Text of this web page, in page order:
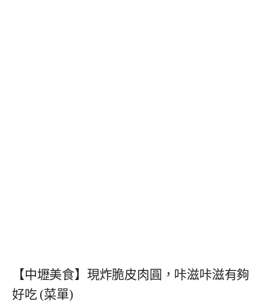
【中壢美食】現炸脆皮肉圓，咔滋咔滋有夠
好吃 (菜單)